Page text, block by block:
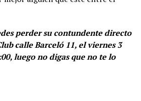
perder su contundente directo
calle Barceló 11, el viernes 3
luego no digas que no te lo